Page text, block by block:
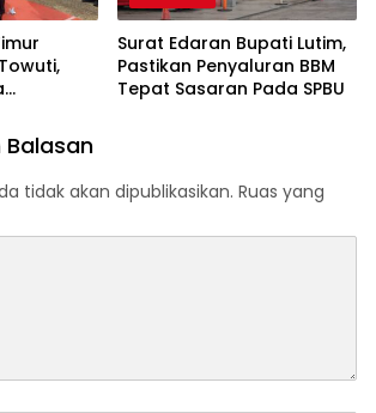
Surat Edaran Bupati Lutim,
Pastikan Penyaluran BBM
Tepat Sasaran Pada SPBU
Balasan
tidak akan dipublikasikan. Ruas yang